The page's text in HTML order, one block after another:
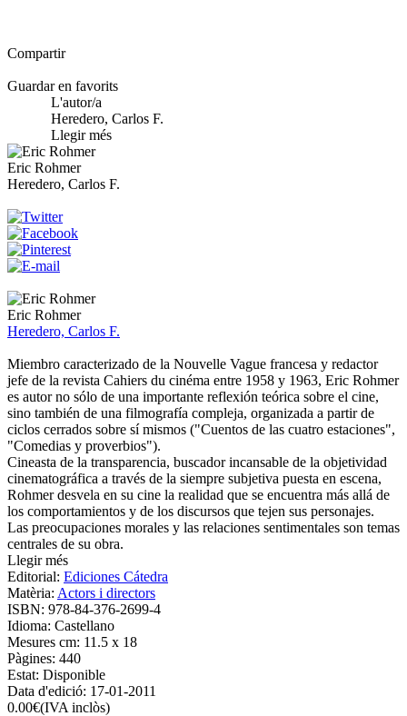
Compartir
Guardar en favorits
L'autor/a
Heredero, Carlos F.
Llegir més
Eric Rohmer
Heredero, Carlos F.
Eric Rohmer
Heredero, Carlos F.
Miembro caracterizado de la Nouvelle Vague francesa y redactor
jefe de la revista Cahiers du cinéma entre 1958 y 1963, Eric Rohmer
es autor no sólo de una importante reflexión teórica sobre el cine,
sino también de una filmografía compleja, organizada a partir de
ciclos cerrados sobre sí mismos ("Cuentos de las cuatro estaciones",
"Comedias y proverbios").
Cineasta de la transparencia, buscador incansable de la objetividad
cinematográfica a través de la siempre subjetiva puesta en escena,
Rohmer desvela en su cine la realidad que se encuentra más allá de
los comportamientos y de los discursos que tejen sus personajes.
Las preocupaciones morales y las relaciones sentimentales son temas
centrales de su obra.
Llegir més
Editorial: Ediciones Cátedra
Matèria: Actors i directors
ISBN: 978-84-376-2699-4
Idioma: Castellano
Mesures cm: 11.5 x 18
Pàgines: 440
Estat: Disponible
Data d'edició: 17-01-2011
0.00€(IVA inclòs)